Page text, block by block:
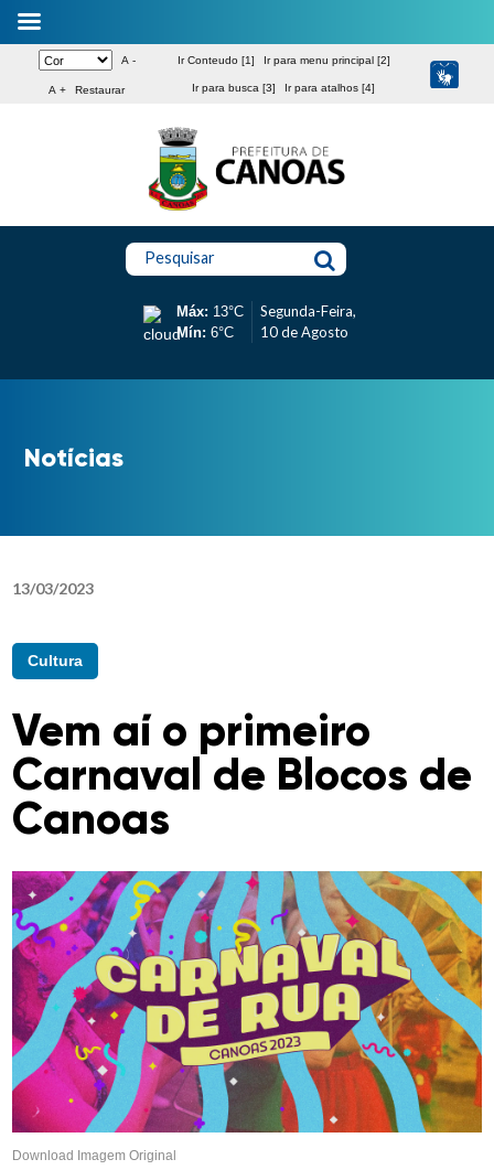
A -
A + Restaurar
Ir Conteudo [1] Ir para menu principal [2]
Ir para busca [3] Ir para atalhos [4]
Pesquisar
Máx: 13°C
Mín: 6°C
Segunda-Feira,
10 de Agosto
Notícias
13/03/2023
Cultura
Vem aí o primeiro
Carnaval de Blocos de
Canoas
Download Imagem Original